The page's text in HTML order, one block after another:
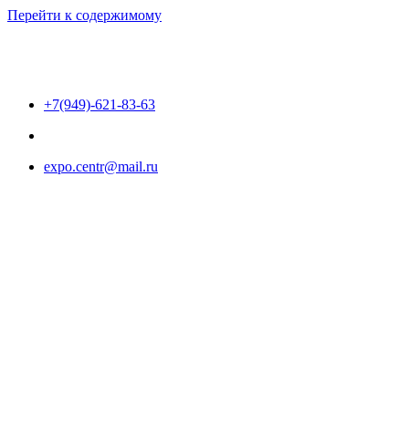
Перейти к содержимому
+7(949)-621-83-63
expo.centr@mail.ru